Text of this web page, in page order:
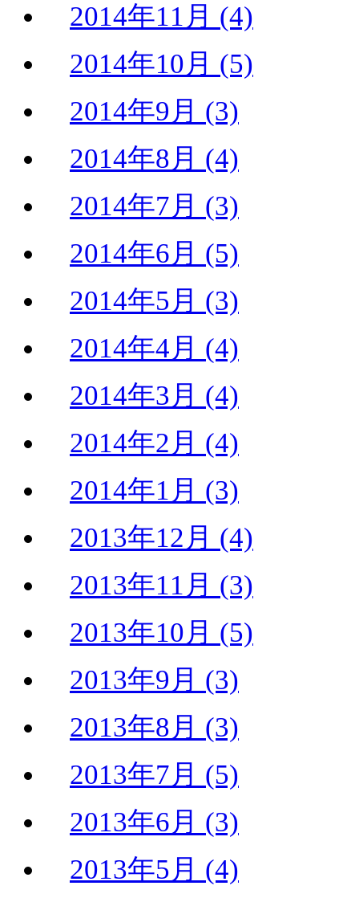
2014年11月 (4)
2014年10月 (5)
2014年9月 (3)
2014年8月 (4)
2014年7月 (3)
2014年6月 (5)
2014年5月 (3)
2014年4月 (4)
2014年3月 (4)
2014年2月 (4)
2014年1月 (3)
2013年12月 (4)
2013年11月 (3)
2013年10月 (5)
2013年9月 (3)
2013年8月 (3)
2013年7月 (5)
2013年6月 (3)
2013年5月 (4)